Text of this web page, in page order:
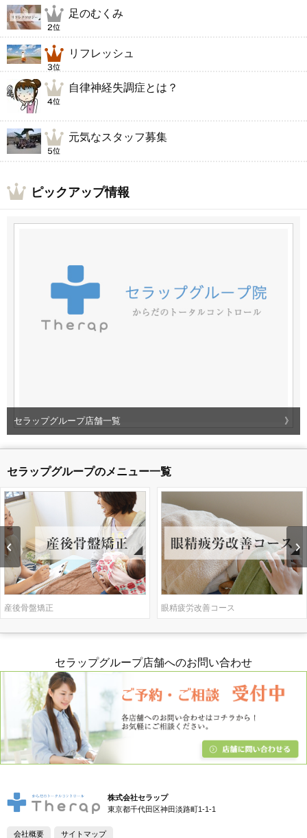
足のむくみ
リフレッシュ
自律神経失調症とは？
元気なスタッフ募集
ピックアップ情報
セラップグループ店舗一覧 》
セラップグループのメニュー一覧
産後骨盤矯正 眼精疲労改善コース
セラップグループ店舗へのお問い合わせ
株式会社セラップ
東京都千代田区神田淡路町1-1-1
会社概要 サイトマップ